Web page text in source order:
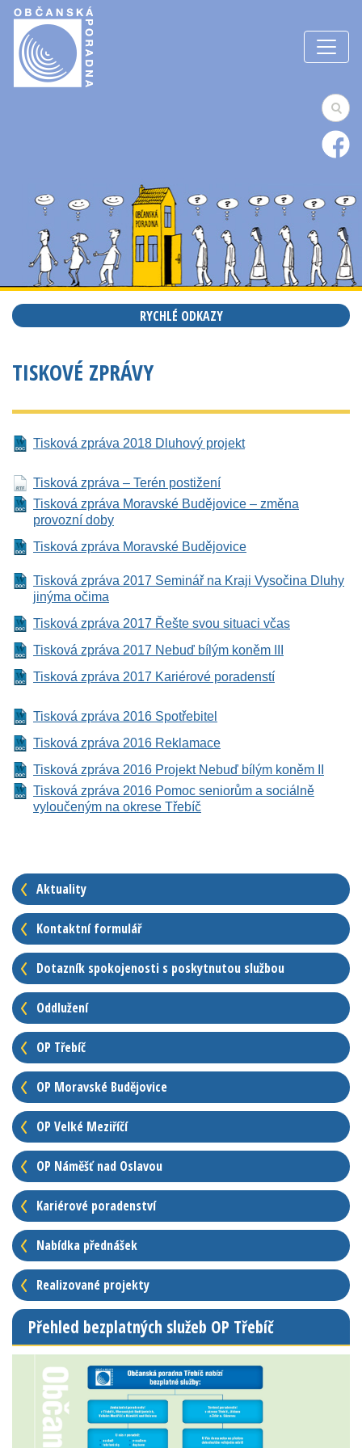
RYCHLÉ ODKAZY
TISKOVÉ ZPRÁVY
Tisková zpráva 2018 Dluhový projekt
Tisková zpráva – Terén postižení
Tisková zpráva Moravské Budějovice – změna
provozní doby
Tisková zpráva Moravské Budějovice
Tisková zpráva 2017 Seminář na Kraji Vysočina Dluhy
jinýma očima
Tisková zpráva 2017 Řešte svou situaci včas
Tisková zpráva 2017 Nebuď bílým koněm III
Tisková zpráva 2017 Kariérové poradenstí
Tisková zpráva 2016 Spotřebitel
Tisková zpráva 2016 Reklamace
Tisková zpráva 2016 Projekt Nebuď bílým koněm II
Tisková zpráva 2016 Pomoc seniorům a sociálně
vyloučeným na okrese Třebíč
Aktuality
Kontaktní formulář
Dotazník spokojenosti s poskytnutou službou
Oddlužení
OP Třebíč
OP Moravské Budějovice
OP Velké Meziříčí
OP Náměšť nad Oslavou
Kariérové poradenství
Nabídka přednášek
Realizované projekty
Přehled bezplatných služeb OP Třebíč